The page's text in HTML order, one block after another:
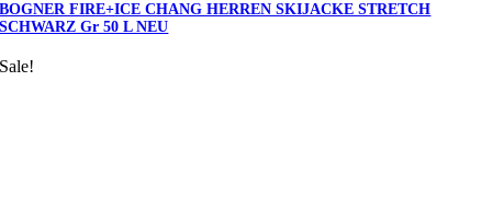
BOGNER FIRE+ICE CHANG HERREN SKIJACKE STRETCH
SCHWARZ Gr 50 L NEU
Sale!